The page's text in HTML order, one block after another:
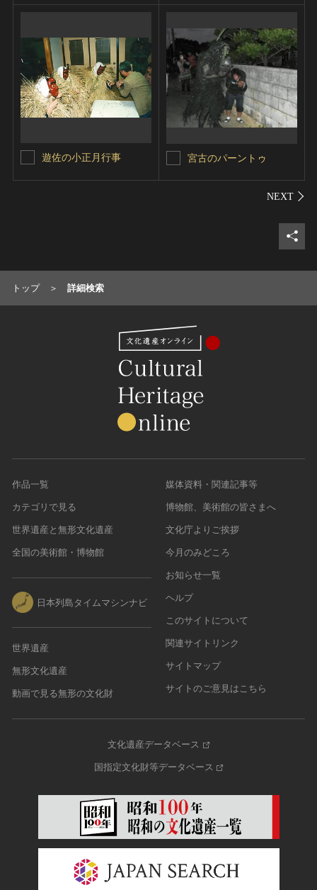
遊佐の小正月行事 宮古のパーントゥ
シェ
トップ 詳細検索
作品一覧
カテゴリで見る
世界遺産と無形文化遺産
全国の美術館・博物館
日本列島タイムマシンナビ
世界遺産
無形文化遺産
動画で見る無形の文化財
媒体資料・関連記事等
博物館、美術館の皆さまへ
文化庁よりご挨拶
今月のみどころ
お知らせ一覧
ヘルプ
このサイトについて
関連サイトリンク
サイトマップ
サイトのご意見はこちら
文化遺産データベース
国指定文化財等データベース